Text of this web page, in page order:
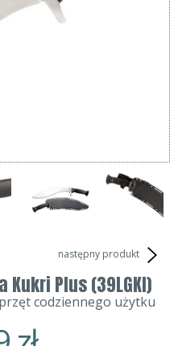
następny produkt
Kukri Plus (39LGKI)
codziennego użytku